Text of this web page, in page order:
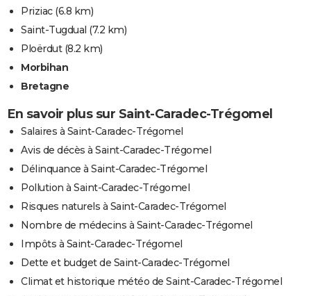
Priziac(6.8 km)
Saint-Tugdual (7.2 km)
Ploërdut(8.2 km)
Morbihan
Bretagne
En savoir plus sur Saint-Caradec-Trégomel
Salaires à Saint-Caradec-Trégomel
Avis de décès à Saint-Caradec-Trégomel
Délinquance à Saint-Caradec-Trégomel
Pollution à Saint-Caradec-Trégomel
Risques naturels à Saint-Caradec-Trégomel
Nombre de médecins à Saint-Caradec-Trégomel
Impôts à Saint-Caradec-Trégomel
Dette et budget de Saint-Caradec-Trégomel
Climat et historique météo de Saint-Caradec-Trégomel